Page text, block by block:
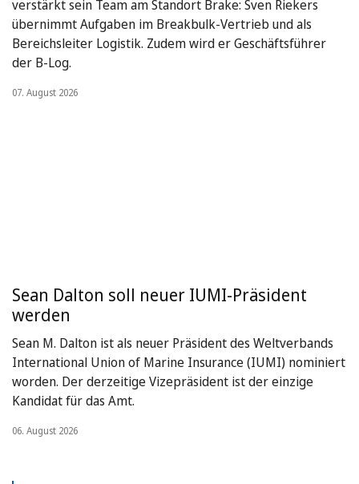
verstärkt sein Team am Standort Brake: Sven Riekers
übernimmt Aufgaben im Breakbulk-Vertrieb und als
Bereichsleiter Logistik. Zudem wird er Geschäftsführer
der B-Log.
07. August 2026
Sean Dalton soll neuer IUMI-Präsident
werden
Sean M. Dalton ist als neuer Präsident des Weltverbands
International Union of Marine Insurance (IUMI) nominiert
worden. Der derzeitige Vizepräsident ist der einzige
Kandidat für das Amt.
06. August 2026